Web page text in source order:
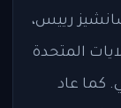
رييس،
المتحدة
كما عاد